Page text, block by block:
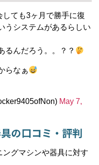
ても3ヶ月で勝手に復
うシステムがあるらしい
るんだろう。。？？
らなぁ
May 7,
の口コミ・評判
グマシンや器具に対す